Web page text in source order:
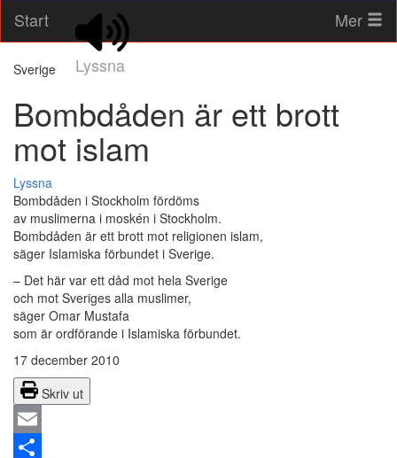
Start
Lyssna
Mer
Sverige
Bombdåden är ett brott
mot islam
Lyssna
Bombdåden i Stockholm fördöms
av muslimerna i moskén i Stockholm.
Bombdåden är ett brott mot religionen islam,
säger Islamiska förbundet i Sverige.
– Det här var ett dåd mot hela Sverige
och mot Sveriges alla muslimer,
säger Omar Mustafa
som är ordförande i Islamiska förbundet.
17 december 2010
Skriv ut
Email